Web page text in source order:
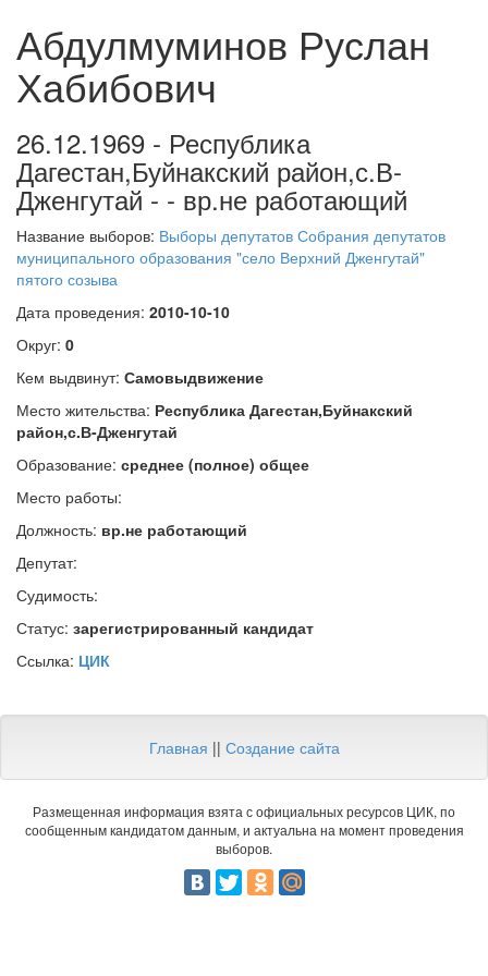
Абдулмуминов Руслан
Хабибович
26.12.1969 - Республика
Дагестан,Буйнакский район,с.В-
Дженгутай - - вр.не работающий
Название выборов: Выборы депутатов Собрания депутатов
муниципального образования "село Верхний Дженгутай"
пятого созыва
Дата проведения: 2010-10-10
Округ: 0
Кем выдвинут: Самовыдвижение
Место жительства: Республика Дагестан,Буйнакский
район,с.В-Дженгутай
Образование: среднее (полное) общее
Место работы:
Должность: вр.не работающий
Депутат:
Судимость:
Статус: зарегистрированный кандидат
Ссылка: ЦИК
Главная || Создание сайта
Размещенная информация взята с официальных ресурсов ЦИК, по
сообщенным кандидатом данным, и актуальна на момент проведения
выборов.